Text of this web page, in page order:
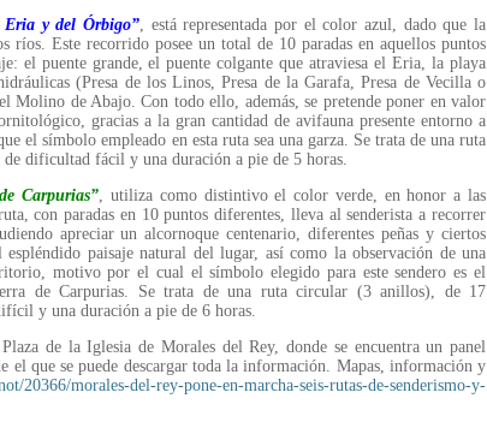
Eria y del Órbigo”, está representada por el color azul, dado que la
ríos. Este recorrido posee un total de 10 paradas en aquellos puntos
el puente grande, el puente colgante que atraviesa el Eria, la playa
(Presa de los Linos, Presa de la Garafa, Presa de Vecilla o
Molino de Abajo. Con todo ello, además, se pretende poner en valor
gracias a la gran cantidad de avifauna presente entorno a
el símbolo empleado en esta ruta sea una garza. Se trata de una ruta
dificultad fácil y una duración a pie de 5 horas.
Carpurias”, utiliza como distintivo el color verde, en honor a las
con paradas en 10 puntos diferentes, lleva al senderista a recorrer
apreciar un alcornoque centenario, diferentes peñas y ciertos
paisaje natural del lugar, así como la observación de una
motivo por el cual el símbolo elegido para este sendero es el
de Carpurias. Se trata de una ruta circular (3 anillos), de 17
y una duración a pie de 6 horas.
de la Iglesia de Morales del Rey, donde se encuentra un panel
el que se puede descargar toda la información. Mapas, información y
20366/morales-del-rey-pone-en-marcha-seis-rutas-de-senderismo-y-